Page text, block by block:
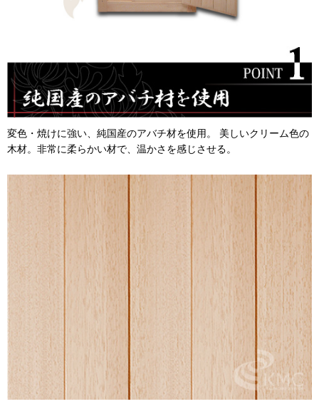
変色・焼けに強い、純国産のアバチ材を使用。 美しいクリーム色の
木材。非常に柔らかい材で、温かさを感じさせる。